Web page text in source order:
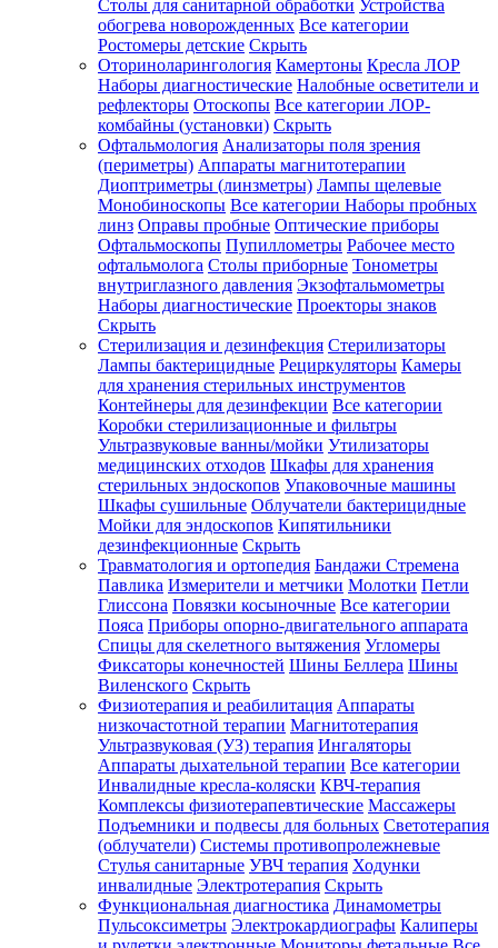
Столы для санитарной обработки Устройства
обогрева новорожденных Все категории
Ростомеры детские Скрыть
Оториноларингология Камертоны Кресла ЛОР
Наборы диагностические Налобные осветители и
рефлекторы Отоскопы Все категории ЛОР-
комбайны (установки) Скрыть
Офтальмология Анализаторы поля зрения
(периметры) Аппараты магнитотерапии
Диоптриметры (линзметры) Лампы щелевые
Монобиноскопы Все категории Наборы пробных
линз Оправы пробные Оптические приборы
Офтальмоскопы Пупиллометры Рабочее место
офтальмолога Столы приборные Тонометры
внутриглазного давления Экзофтальмометры
Наборы диагностические Проекторы знаков
Скрыть
Стерилизация и дезинфекция Стерилизаторы
Лампы бактерицидные Рециркуляторы Камеры
для хранения стерильных инструментов
Контейнеры для дезинфекции Все категории
Коробки стерилизационные и фильтры
Ультразвуковые ванны/мойки Утилизаторы
медицинских отходов Шкафы для хранения
стерильных эндоскопов Упаковочные машины
Шкафы сушильные Облучатели бактерицидные
Мойки для эндоскопов Кипятильники
дезинфекционные Скрыть
Травматология и ортопедия Бандажи Стремена
Павлика Измерители и метчики Молотки Петли
Глиссона Повязки косыночные Все категории
Пояса Приборы опорно-двигательного аппарата
Спицы для скелетного вытяжения Угломеры
Фиксаторы конечностей Шины Беллера Шины
Виленского Скрыть
Физиотерапия и реабилитация Аппараты
низкочастотной терапии Магнитотерапия
Ультразвуковая (УЗ) терапия Ингаляторы
Аппараты дыхательной терапии Все категории
Инвалидные кресла-коляски КВЧ-терапия
Комплексы физиотерапевтические Массажеры
Подъемники и подвесы для больных Светотерапия
(облучатели) Системы противопролежневые
Стулья санитарные УВЧ терапия Ходунки
инвалидные Электротерапия Скрыть
Функциональная диагностика Динамометры
Пульсоксиметры Электрокардиографы Калиперы